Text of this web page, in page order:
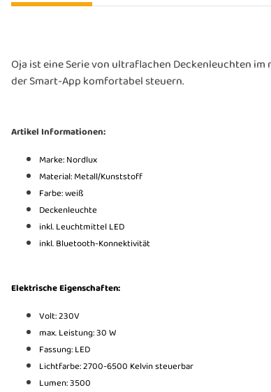
Oja ist eine Serie von ultraflachen Deckenleuchten
der Smart-App komfortabel steuern.
Artikel Informationen:
Marke: Nordlux
Material: Metall/Kunststoff
Farbe: weiß
Deckenleuchte
inkl. Leuchtmittel LED
inkl. Bluetooth-Konnektivität
Elektrische Eigenschaften:
Volt: 230V
max. Leistung: 30 W
Fassung: LED
Lichtfarbe: 2700-6500 Kelvin steuerbar
Lumen: 3500